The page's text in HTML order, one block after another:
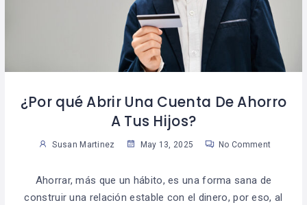
¿Por qué Abrir Una Cuenta De Ahorro
A Tus Hijos?
Susan Martinez May 13, 2025 No Comment
Ahorrar, más que un hábito, es una forma sana de
construir una relación estable con el dinero, por eso, al